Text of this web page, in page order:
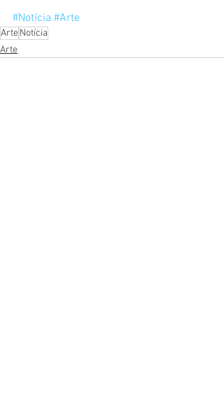
#Notícia #Arte
ArteNotícia
Arte